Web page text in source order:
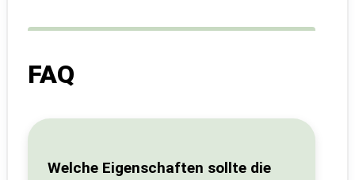
FAQ
Welche Eigenschaften sollte die